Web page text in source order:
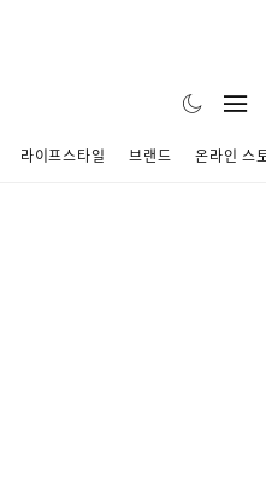
라이프스타일 브랜드 온라인 스